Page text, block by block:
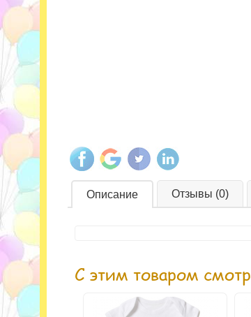
Описание Отзывы (0)
С этим товаром